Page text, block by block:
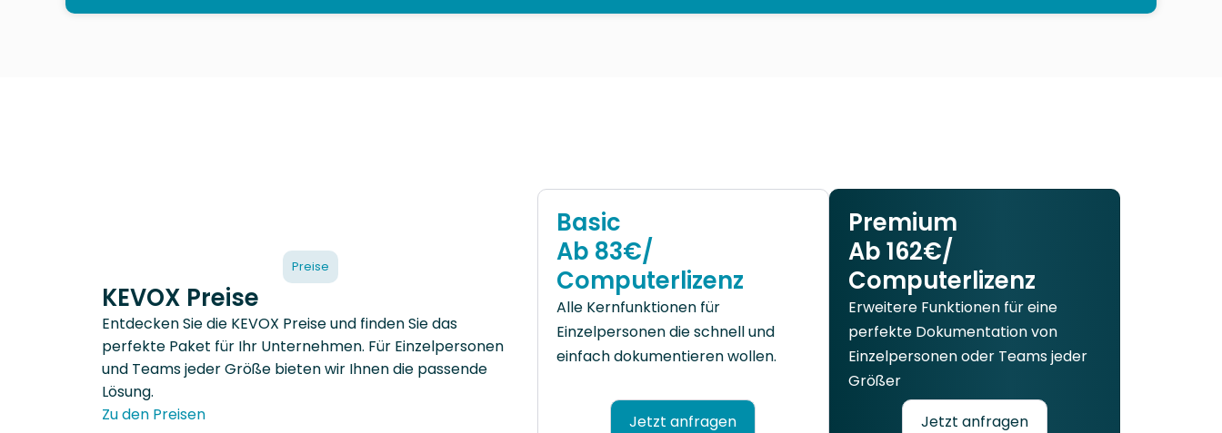
Preise
KEVOX Preise
Entdecken Sie die KEVOX Preise und finden Sie das
perfekte Paket für Ihr Unternehmen. Für Einzelpersonen
und Teams jeder Größe bieten wir Ihnen die passende
Lösung.
Zu den Preisen
Basic
Ab 83€/
Computerlizenz
Alle Kernfunktionen für
Einzelpersonen die schnell und
einfach dokumentieren wollen.
Jetzt anfragen
Premium
Ab 162€/
Computerlizenz
Erweitere Funktionen für eine
perfekte Dokumentation von
Einzelpersonen oder Teams jeder
Größer
Jetzt anfragen